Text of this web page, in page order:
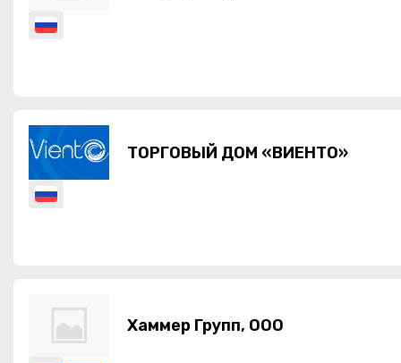
ТОРГОВЫЙ ДОМ «ВИЕНТО»
Хаммер Групп, ООО